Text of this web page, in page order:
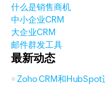
什么是销售商机
中小企业CRM
大企业CRM
邮件群发工具
最新动态
Zoho CRM和HubSpot